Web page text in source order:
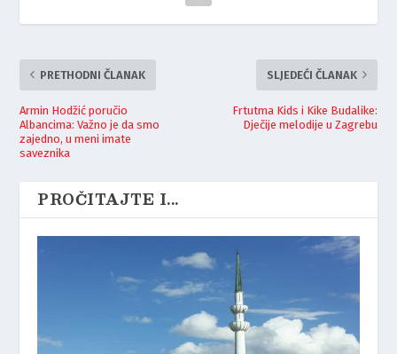
PRETHODNI ČLANAK
Armin Hodžić poručio
Albancima: Važno je da smo
zajedno, u meni imate
saveznika
SLJEDEĆI ČLANAK
Frtutma Kids i Kike Budalike:
Dječije melodije u Zagrebu
PROČITAJTE I...